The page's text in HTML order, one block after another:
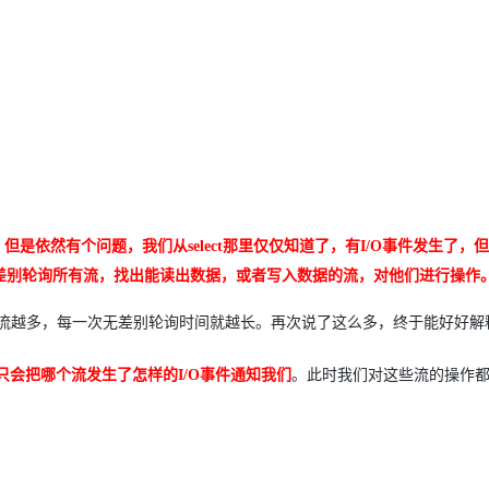
是依然有个问题，我们从select那里仅仅知道了，有I/O事件发生了，
轮询所有流，找出能读出数据，或者写入数据的流，对他们进行操作
多，每一次无差别轮询时间就越长。再次说了这么多，终于能好好解
把哪个流发生了怎样的I/O事件通知我们 。此时我们对这些流的操作